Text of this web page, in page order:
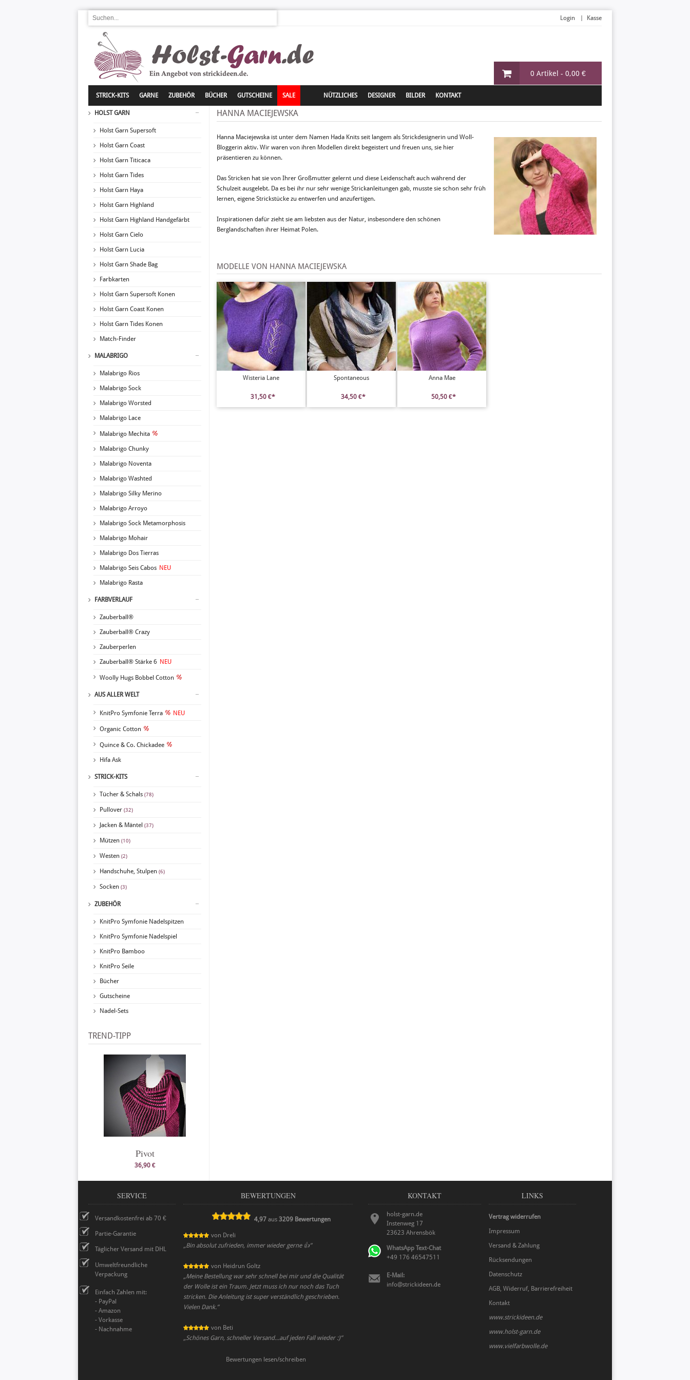
0 Artikel - 0,00 €
Login Kasse
STRICK-KITS GARNE ZUBEHÖR BÜCHER GUTSCHEINE SALE NÜTZLICHES DESIGNER BILDER KONTAKT
HOLST GARN
Holst Garn Supersoft
Holst Garn Coast
Holst Garn Titicaca
Holst Garn Tides
Holst Garn Haya
Holst Garn Highland
Holst Garn Highland Handgefärbt
Holst Garn Cielo
Holst Garn Lucia
Holst Garn Shade Bag
Farbkarten
Holst Garn Supersoft Konen
Holst Garn Coast Konen
Holst Garn Tides Konen
Match-Finder
MALABRIGO
Malabrigo Rios
Malabrigo Sock
Malabrigo Worsted
Malabrigo Lace
Malabrigo Mechita
Malabrigo Chunky
Malabrigo Noventa
Malabrigo Washted
Malabrigo Silky Merino
Malabrigo Arroyo
Malabrigo Sock Metamorphosis
Malabrigo Mohair
Malabrigo Dos Tierras
Malabrigo Seis Cabos NEU
Malabrigo Rasta
FARBVERLAUF
Zauberball®
Zauberball® Crazy
Zauberperlen
Zauberball® Stärke 6 NEU
Woolly Hugs Bobbel Cotton
AUS ALLER WELT
KnitPro Symfonie Terra NEU
Organic Cotton
Quince & Co. Chickadee
Hifa Ask
STRICK-KITS
Tücher & Schals (78)
Pullover (32)
Jacken & Mäntel (37)
Mützen (10)
Westen (2)
Handschuhe, Stulpen (6)
Socken (3)
ZUBEHÖR
KnitPro Symfonie Nadelspitzen
KnitPro Symfonie Nadelspiel
KnitPro Bamboo
KnitPro Seile
Bücher
Gutscheine
Nadel-Sets
TREND-TIPP
Pivot
36,90 €
HANNA MACIEJEWSKA
Hanna Maciejewska ist unter dem Namen Hada Knits seit langem als Strickdesignerin und Woll-
Bloggerin aktiv. Wir waren von ihren Modellen direkt begeistert und freuen uns, sie hier
präsentieren zu können.
Das Stricken hat sie von Ihrer Großmutter gelernt und diese Leidenschaft auch während der
Schulzeit ausgelebt. Da es bei ihr nur sehr wenige Strickanleitungen gab, musste sie schon sehr früh
lernen, eigene Strickstücke zu entwerfen und anzufertigen.
Inspirationen dafür zieht sie am liebsten aus der Natur, insbesondere den schönen
Berglandschaften ihrer Heimat Polen.
MODELLE VON HANNA MACIEJEWSKA
Wisteria Lane
31,50 €*
Spontaneous
34,50 €*
Anna Mae
50,50 €*
SERVICE
Versandkostenfrei ab 70 €
Partie-Garantie
Täglicher Versand mit DHL
Umweltfreundliche
Verpackung
Einfach Zahlen mit:
- PayPal
- Amazon
- Vorkasse
- Nachnahme
BEWERTUNGEN
4,97 aus3209 Bewertungen
von Dreli
„Bin absolut zufrieden, immer wieder gerne 👍”
von Heidrun Goltz
„Meine Bestellung war sehr schnell bei mir und die Qualität
der Wolle ist ein Traum. Jetzt muss ich nur noch das Tuch
stricken. Die Anleitung ist super verständlich geschrieben.
Vielen Dank.”
von Beti
„Schönes Garn, schneller Versand...auf jeden Fall wieder :)”
Bewertungen lesen/schreiben
KONTAKT
holst-garn.de
Instenweg 17
23623 Ahrensbök
WhatsApp Text-Chat
+49 176 46547511
E-Mail:
info@strickideen.de
LINKS
Vertrag widerrufen
Impressum
Versand & Zahlung
Rücksendungen
Datenschutz
AGB, Widerruf, Barrierefreiheit
Kontakt
www.strickideen.de
www.holst-garn.de
www.vielfarbwolle.de